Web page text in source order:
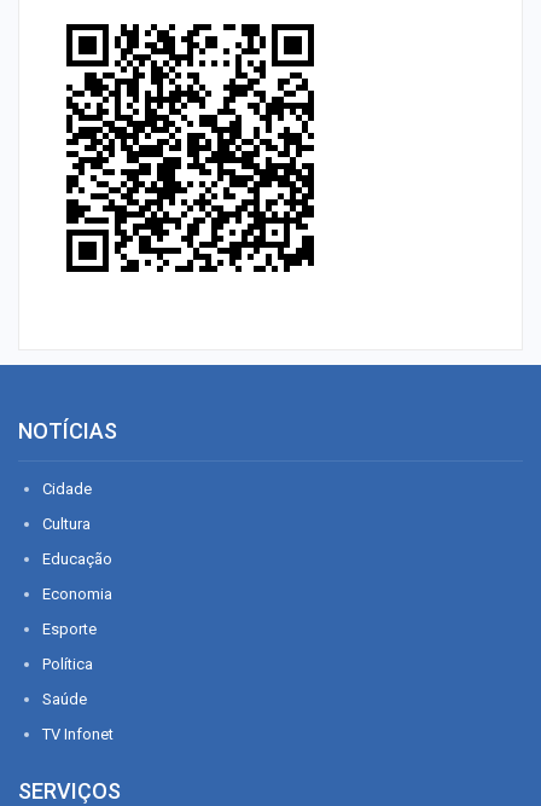
NOTÍCIAS
Cidade
Cultura
Educação
Economia
Esporte
Política
Saúde
TV Infonet
SERVIÇOS